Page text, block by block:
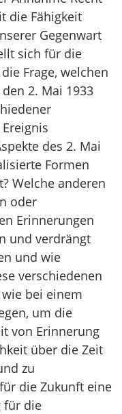
die Fähigkeit
Gegenwart
sich für die
Frage, welchen
2. Mai 1933
des 2. Mai
Formen
Welche anderen
oder
Erinnerungen
und verdrängt
und wie
verschiedenen
bei einem
um die
von Erinnerung
über die Zeit
zu
die Zukunft eine
für die